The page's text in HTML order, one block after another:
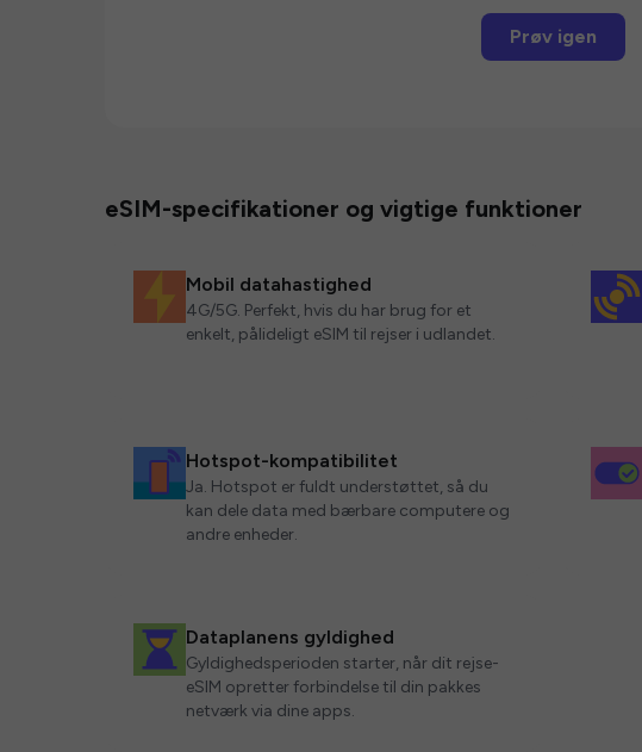
Prøv igen
eSIM-specifikationer og vigtige funktioner
Mobil datahastighed
4G/5G. Perfekt, hvis du har brug for et
enkelt, pålideligt eSIM til rejser i udlandet.
Hotspot-kompatibilitet
Ja. Hotspot er fuldt understøttet, så du
kan dele data med bærbare computere og
andre enheder.
Dataplanens gyldighed
Gyldighedsperioden starter, når dit rejse-
eSIM opretter forbindelse til din pakkes
netværk via dine apps.